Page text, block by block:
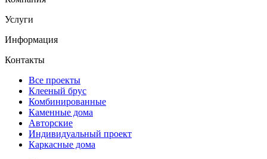
Услуги
Информация
Контакты
Все проекты
Клееный брус
Комбинированные
Каменные дома
Авторские
Индивидуальный проект
Каркасные дома